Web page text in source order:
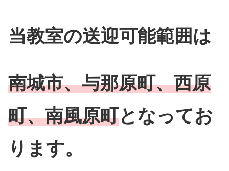
当教室の送迎可能範囲は
南城市、与那原町、西原
町、南風原町となってお
ります。